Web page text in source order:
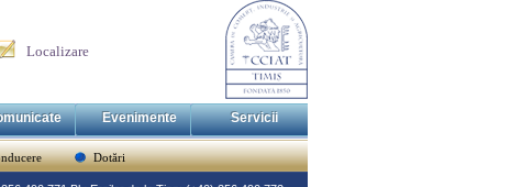
Localizare
Evenimente Servicii
Dotări